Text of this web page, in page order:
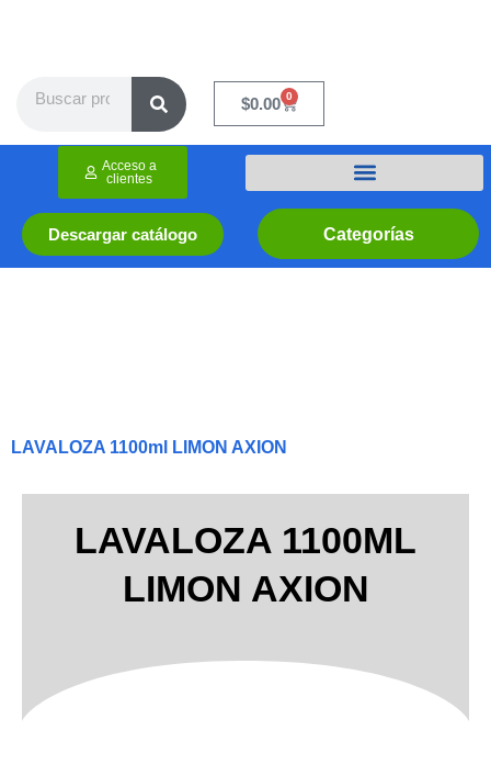
$0.00 0
Cart
Categorías
Descargar catálogo
Acceso a
clientes
LAVALOZA 1100ml LIMON AXION
LAVALOZA 1100ML
LIMON AXION